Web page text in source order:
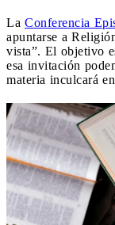
La Conferencia
apuntarse a
vista”. El objetivo
esa invitación
materia inculcará